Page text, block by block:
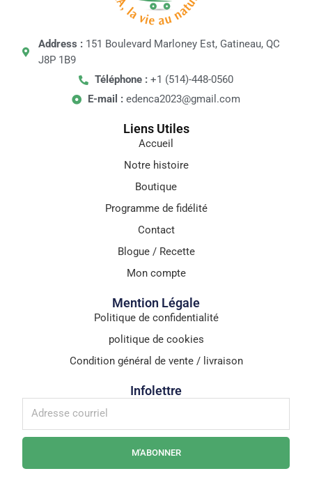
Address :151 Boulevard Marloney Est, Gatineau, QC
J8P 1B9
Téléphone :+1 (514)-448-0560
E-mail : edenca2023@gmail.com
Liens Utiles
Accueil
Notre histoire
Boutique
Programme de fidélité
Contact
Blogue / Recette
Mon compte
Mention Légale
Politique de confidentialité
politique de cookies
Condition général de vente / livraison
Infolettre
M'ABONNER